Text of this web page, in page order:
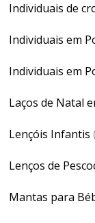
Individuais de
Individuais em
Individuais em
Laços de Natal
Lençóis Infantis
Lenços de
Mantas para